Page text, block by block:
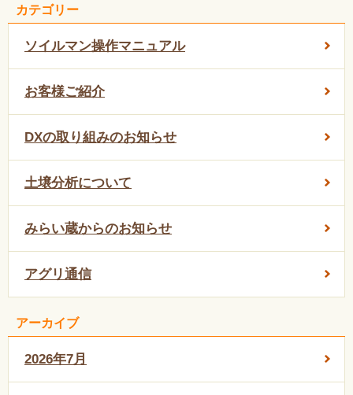
カテゴリー
ソイルマン操作マニュアル
お客様ご紹介
DXの取り組みのお知らせ
土壌分析について
みらい蔵からのお知らせ
アグリ通信
アーカイブ
2026年7月